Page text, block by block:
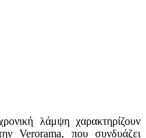
λάμψη χαρακτηρίζουν
Verorama, που συνδυάζει